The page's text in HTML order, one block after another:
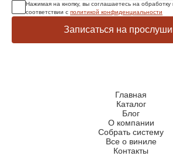
Нажимая на кнопку, вы соглашаетесь на
соответствии с политикой конфиденциальности
Записаться на
Главная
Каталог
Блог
О компании
Собрать систему
Все о виниле
Контакты